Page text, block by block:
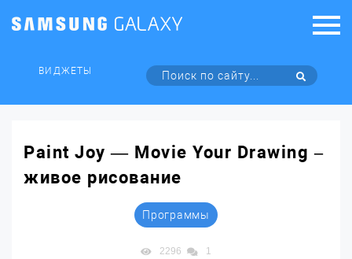
ВИДЖЕТЫ
Paint Joy — Movie Your Drawing –
живое рисование
Программы
2296 1